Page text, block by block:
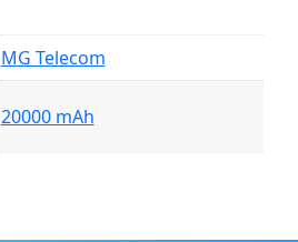
MG Telecom
20000 mAh